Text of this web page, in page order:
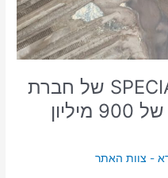
כלכליסט: כרמי גת SPECIAL של חברת
באמונה מקבלת מימון של 900 מיליון
- צוות האתר